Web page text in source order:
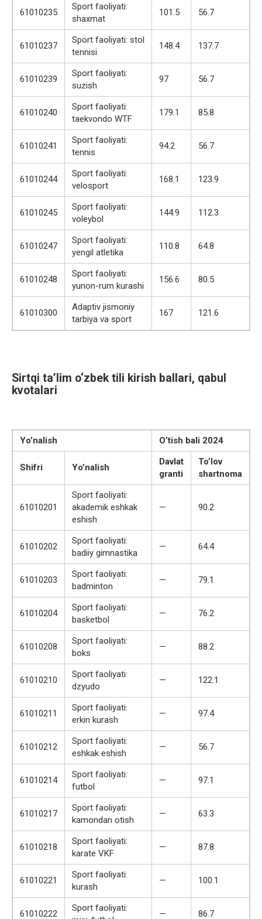
61010235
Sport faoliyati:
shaxmat
101.5 56.7
61010237
Sport faoliyati: stol
tennisi
148.4 137.7
61010239
Sport faoliyati:
suzish
97 56.7
61010240
Sport faoliyati:
taekvondo WTF
179.1 85.8
61010241
Sport faoliyati:
tennis
94.2 56.7
61010244
Sport faoliyati:
velosport
168.1 123.9
61010245
Sport faoliyati:
voleybol
144.9 112.3
61010247
Sport faoliyati:
yengil atletika
110.8 64.8
61010248
Sport faoliyati:
yunon-rum kurashi
156.6 80.5
61010300
Adaptiv jismoniy
tarbiya va sport
167 121.6
Sirtqi ta’lim o‘zbek tili kirish ballari, qabul
kvotalari
Yo’nalish O’tish bali 2024
Shifri Yo’nalish
Davlat
granti
To’lov
shartnoma
61010201
Sport faoliyati:
akademik eshkak
eshish
— 90.2
61010202
Sport faoliyati:
badiiy gimnastika
— 64.4
61010203
Sport faoliyati:
badminton
— 79.1
61010204
Sport faoliyati:
basketbol
— 76.2
61010208
Sport faoliyati:
boks
— 88.2
61010210
Sport faoliyati:
dzyudo
— 122.1
61010211
Sport faoliyati:
erkin kurash
— 97.4
61010212
Sport faoliyati:
eshkak eshish
— 56.7
61010214
Sport faoliyati:
futbol
— 97.1
61010217
Sport faoliyati:
kamondan otish
— 63.3
61010218
Sport faoliyati:
karate VKF
— 87.8
61010221
Sport faoliyati:
kurash
— 100.1
61010222
Sport faoliyati:
— 86.7